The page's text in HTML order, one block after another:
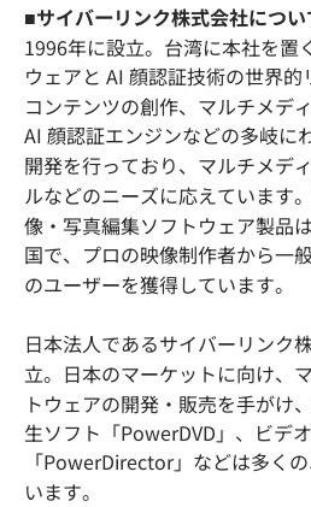
■サイバーリンク株式会社につい
1996年に設立。台湾に本社を置
ウェアと AI 顔認証技術の世界
コンテンツの創作、マルチメデ
AI 顔認証エンジンなどの多岐に
開発を行っており、マルチメデ
ルなどのニーズに応えています
像・写真編集ソフトウェア製品
国で、プロの映像制作者から一
のユーザーを獲得しています。
日本法人であるサイバーリンク
立。日本のマーケットに向け、
トウェアの開発・販売を手がけ
生ソフト「PowerDVD」、ビデ
「PowerDirector」などは多く
います。